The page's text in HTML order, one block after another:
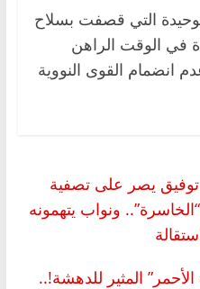
التي قصفت بسلاح
في الوقت الراهن
القوى النووية
يصر على تصفية
ونواب يتهمونه
المثير للدهشة!..